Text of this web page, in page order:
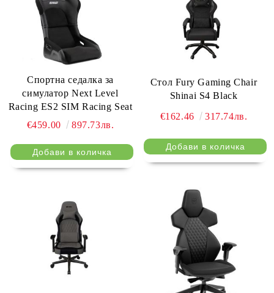
Спортна седалка за
симулатор Next Level
Racing ES2 SIM Racing Seat
€459.00
897.73лв.
Стол Fury Gaming Chair
Shinai S4 Black
€162.46 317.74лв.